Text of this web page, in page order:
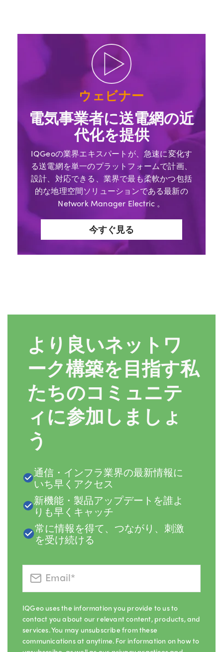
ウェビナー
電気事業者に送電網の近
代化を提供
IQGeoの業界エキスパートが、急速に変化す
る送電網を単一のプラットフォームで計画、
設計、対応できる、業界で最も柔軟かつ包括
的な地理空間ソリューションである最新の
Network Manager Electric 。
今すぐ見る
より良いネットワ
ーク構築を目指す私
たちのコミュニテ
ィに参加しましょ
う
通信・インフラ業界の最新情報に
いち早くアクセス
新機能・製品アップデートを誰よ
りも早くキャッチ
常に情報を得て、つながり、刺激
を受け続ける
IQGeo uses the information you provide to us to
contact you about our relevant content, products, and
services. You may unsubscribe from these
communications at anytime. For information on how to